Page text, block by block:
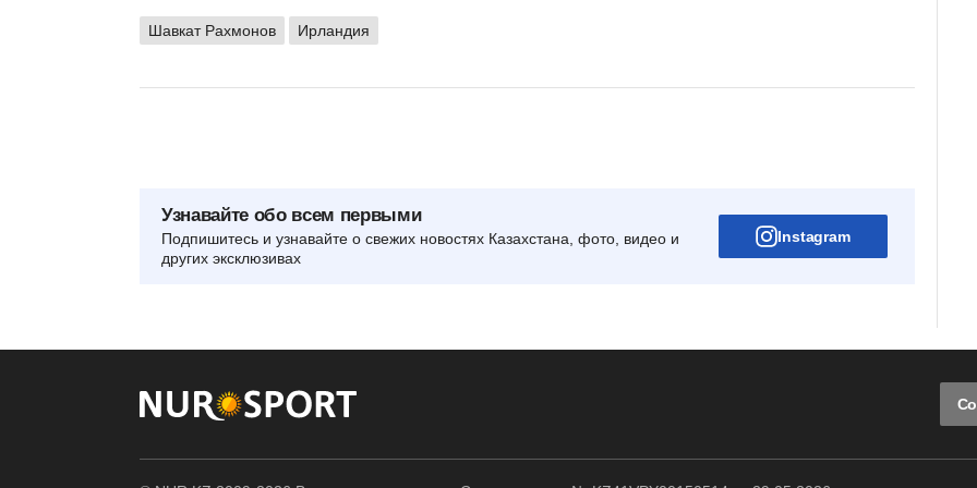
Шавкат Рахмонов Ирландия
Узнавайте обо всем первыми
Подпишитесь и узнавайте о свежих новостях Казахстана, фото, видео и
других эксклюзивах
Instagram